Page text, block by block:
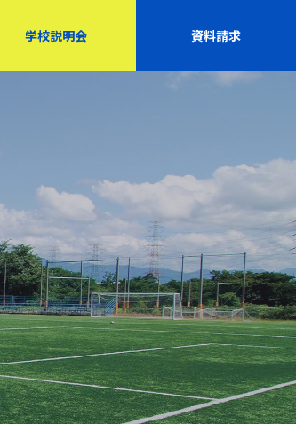
学校説明会 資料請求